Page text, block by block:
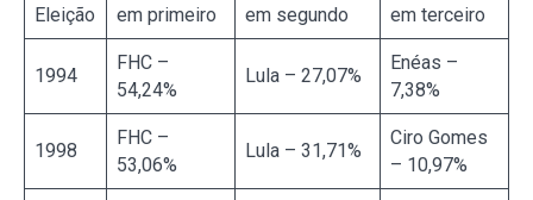
Eleição
em primeiro
em segundo
em terceiro
1994
FHC –
54,24%
Lula – 27,07%
Enéas –
7,38%
1998
FHC –
53,06%
Lula – 31,71%
Ciro Gomes
– 10,97%